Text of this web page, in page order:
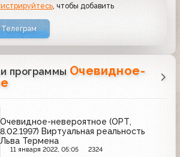
, чтобы добавить
Телеграм
программы Очевидное-
Очевидное-невероятное (ОРТ,
8.02.1997) Виртуальная реальность
Льва Термена
11 января 2022, 05:05 2324